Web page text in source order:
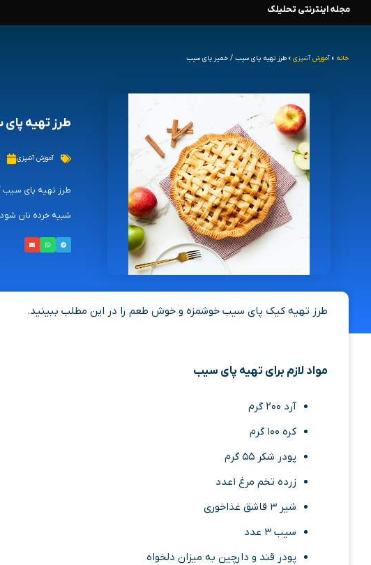
محتوا
مجله اینترنتی تحلیلک
خانه » آموزش آشپزی » طرز تهیه پای سیب / خمیر پای سیب
طرز تهیه
آموزش آشپزی
طرز تهیه پای سیب /
شبیه خرده نان
طرز تهیه کیک پای سیب خوشمزه و خوش طعم را در این مطلب ببینید.
مواد لازم برای تهیه پای سیب
آرد ۲۰۰ گرم
کره ۱۰۰ گرم
پودر شکر ۵۵ گرم
زرده تخم مرغ ۱عدد
شیر ۳ قاشق غذاخوری
سیب ۳ عدد
پودر قند و دارچین به میزان دلخواه